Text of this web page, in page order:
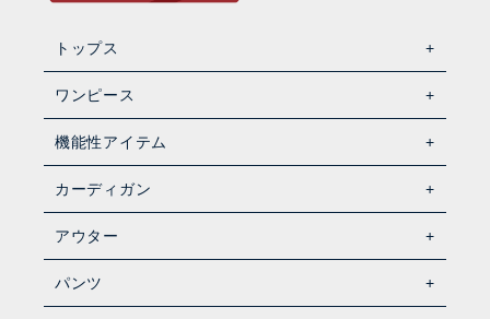
トップス
ワンピース
機能性アイテム
カーディガン
アウター
パンツ